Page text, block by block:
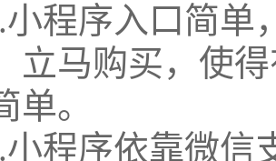
小程序入口简单
立马购买，使
单。
小程序依靠微信